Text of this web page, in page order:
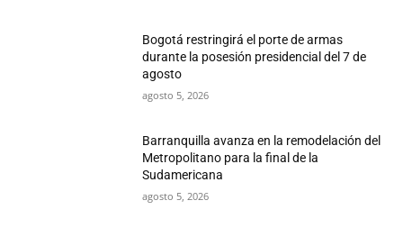
Bogotá restringirá el porte de armas
durante la posesión presidencial del 7 de
agosto
agosto 5, 2026
Barranquilla avanza en la remodelación del
Metropolitano para la final de la
Sudamericana
agosto 5, 2026